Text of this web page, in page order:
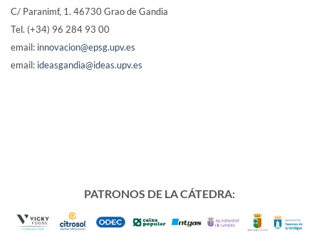
C/ Paranimf, 1. 46730 Grao de Gandia
Tel. (+34) 96 284 93 00
email: innovacion@epsg.upv.es
email: ideasgandia@ideas.upv.es
PATRONOS DE LA CÁTEDRA: